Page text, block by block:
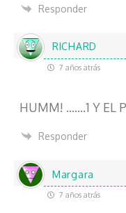
Responder
RICHARD
7 años atrás
HUMM! …….1 Y EL
Responder
Margara
7 años atrás